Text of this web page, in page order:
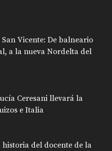
Vicente: De balneario
a la nueva Nordelta del
Ceresani llevará la
e Italia
del docente de la